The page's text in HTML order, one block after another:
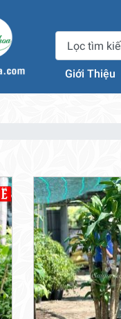
Giới Thiệu